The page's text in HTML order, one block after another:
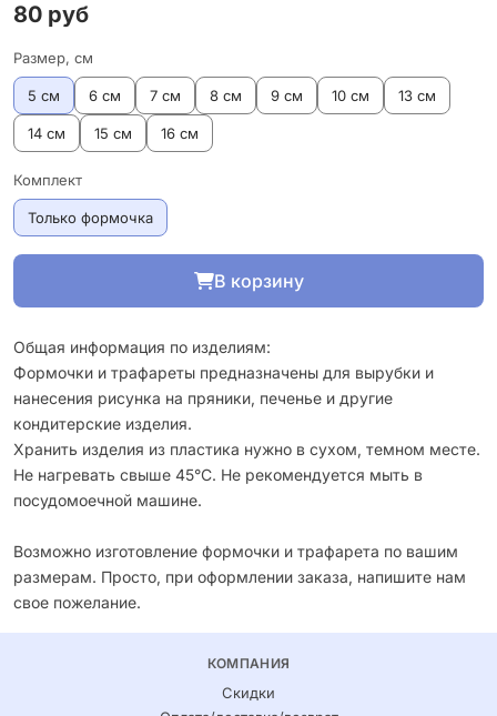
80 руб
Размер, см
5 см 6 см 7 см 8 см 9 см 10 см 13 см
14 см 15 см 16 см
Комплект
Только формочка
В корзину
Общая информация по изделиям:
Формочки и трафареты предназначены для вырубки и
нанесения рисунка на пряники, печенье и другие
кондитерские изделия.
Хранить изделия из пластика нужно в сухом, темном месте.
Не нагревать свыше 45°С. Не рекомендуется мыть в
посудомоечной машине.
Возможно изготовление формочки и трафарета по вашим
размерам. Просто, при оформлении заказа, напишите нам
свое пожелание.
КОМПАНИЯ
Скидки